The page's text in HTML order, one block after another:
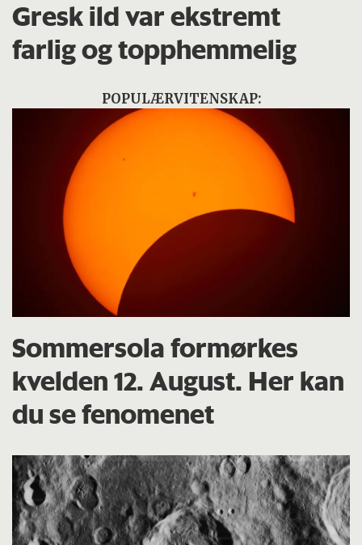
Gresk ild var ekstremt
farlig og topphemmelig
POPULÆRVITENSKAP:
Sommersola formørkes
kvelden 12. August. Her kan
du se fenomenet